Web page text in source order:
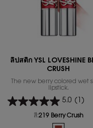
ลิปสติก YSL LOVESHINE
CRUSH
The new berry colored wet
lipstick.
5.0 (1)
สี:219 Berry Crush